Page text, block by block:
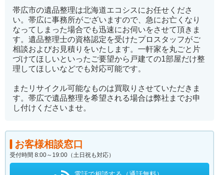
帯広市の遺品整理は北海道エコシスにお任せくださ
い。帯広に事務所がございますので、急にお亡くなり
なってしまった場合でも迅速にお伺いをさせて頂きま
す。遺品整理士の資格認定を受けたプロスタッフがご
相談およびお見積りをいたします。一軒家を丸ごと片
づけてほしいといったご要望から戸建ての1部屋だけ整
理してほしいなどでも対応可能です。
またリサイクル可能なものは買取りさせていただきま
す。帯広で遺品整理を希望される場合は弊社までお申
し付けくださいませ。
お客様相談窓口
受付時間 8:00～19:00（土日祝も対応）